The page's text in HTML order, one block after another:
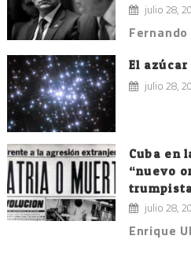
julio 28,
El
julio 28,
Cuba en
“nuevo
julio 28,
Enrique